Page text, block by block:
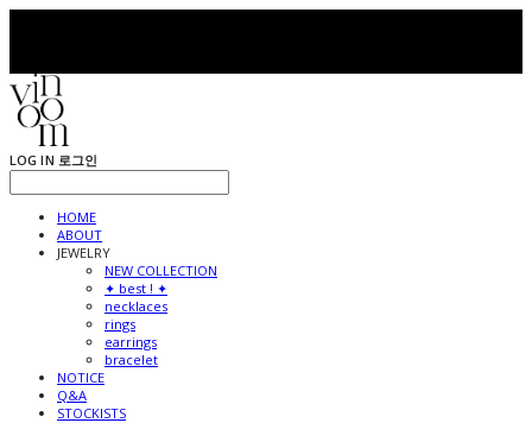
LOG IN 로그인
HOME
ABOUT
JEWELRY
NEW COLLECTION
✦ best ! ✦
necklaces
rings
earrings
bracelet
NOTICE
Q&A
STOCKISTS